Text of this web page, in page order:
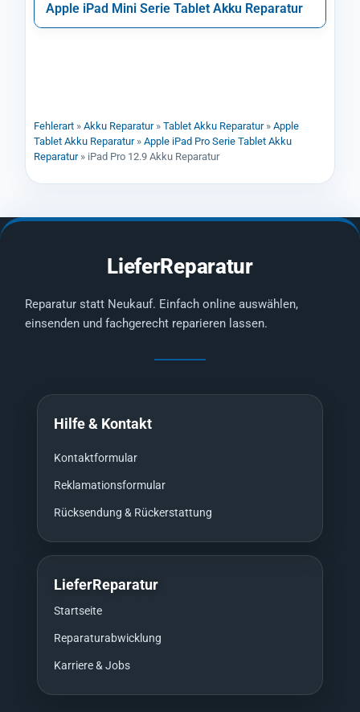
Apple iPad Mini Serie Tablet Akku Reparatur
Fehlerart » Akku Reparatur» Tablet Akku Reparatur» Apple
Tablet Akku Reparatur» Apple iPad Pro Serie Tablet Akku
Reparatur» iPad Pro 12.9 Akku Reparatur
LieferReparatur
Reparatur statt Neukauf. Einfach online auswählen,
einsenden und fachgerecht reparieren lassen.
Hilfe & Kontakt
Kontaktformular
Reklamationsformular
Rücksendung & Rückerstattung
LieferReparatur
Startseite
Reparaturabwicklung
Karriere & Jobs